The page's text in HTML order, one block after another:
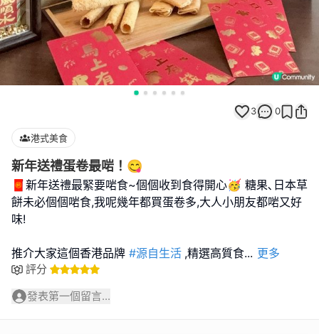
3 0
港式美食
新年送禮蛋卷最啱！😋
🧧新年送禮最緊要啱食~個個收到食得開心🥳 糖果､日本草
餅未必個個啱食,我呢幾年都買蛋卷多,大人小朋友都啱又好
味!
推介大家這個香港品牌 #源自生活 ,精選高質食... 更多
評分
發表第一個留言...